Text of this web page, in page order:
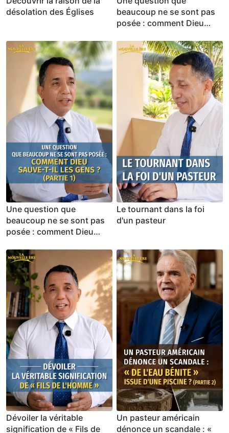
désolation des Églises
beaucoup ne se sont pas
posée : comment Dieu
(Partie 2)
Une question que
beaucoup ne se sont pas
posée : comment Dieu
(Partie 1)
Le tournant dans la foi
d'un pasteur
Dévoiler la véritable
signification de « Fils de
Un pasteur américain
dénonce un scandale : «